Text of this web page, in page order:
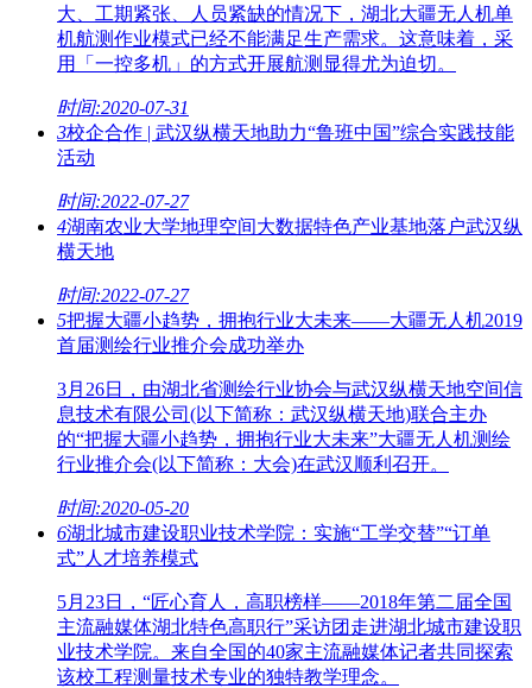
大、工期紧张、人员紧缺的情况下，湖北大疆无人机单
机航测作业模式已经不能满足生产需求。这意味着，采
用「一控多机」的方式开展航测显得尤为迫切。
时间:2020-07-31
3校企合作 | 武汉纵横天地助力“鲁班中国”综合实践技能
活动
时间:2022-07-27
4湖南农业大学地理空间大数据特色产业基地落户武汉纵
横天地
时间:2022-07-27
5把握大疆小趋势，拥抱行业大未来——大疆无人机2019
首届测绘行业推介会成功举办
3月26日，由湖北省测绘行业协会与武汉纵横天地空间信
息技术有限公司(以下简称：武汉纵横天地)联合主办
的“把握大疆小趋势，拥抱行业大未来”大疆无人机测绘
行业推介会(以下简称：大会)在武汉顺利召开。
时间:2020-05-20
6湖北城市建设职业技术学院：实施“工学交替”“订单
式”人才培养模式
5月23日，“匠心育人，高职榜样——2018年第二届全国
主流融媒体湖北特色高职行”采访团走进湖北城市建设职
业技术学院。来自全国的40家主流融媒体记者共同探索
该校工程测量技术专业的独特教学理念。